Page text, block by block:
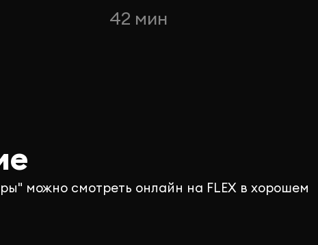
42 мин
можно смотреть онлайн на FLEX в хорошем